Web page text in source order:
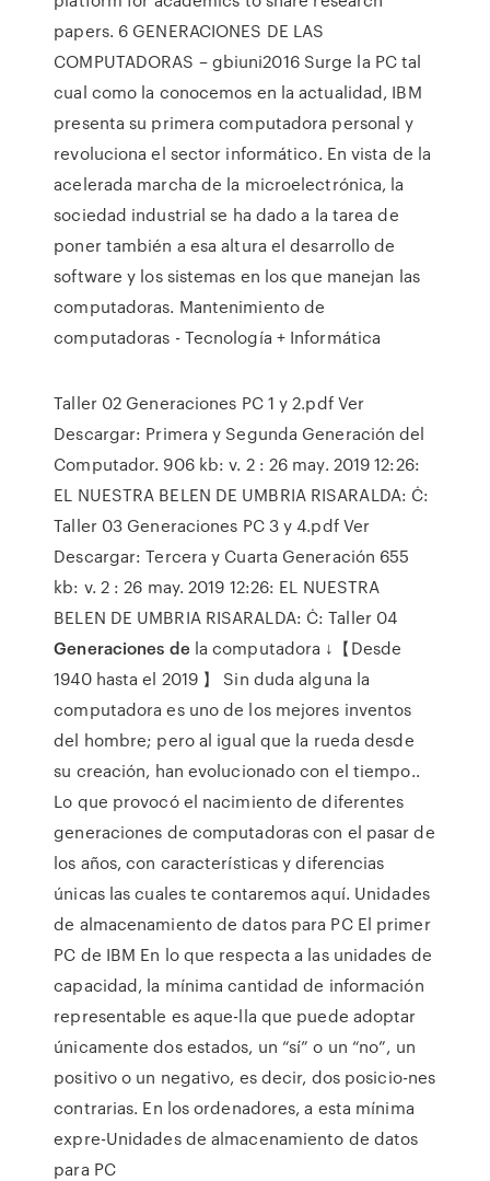
papers. 6 GENERACIONES DE LAS
COMPUTADORAS – gbiuni2016 Surge la PC tal
cual como la conocemos en la actualidad, IBM
presenta su primera computadora personal y
revoluciona el sector informático. En vista de la
acelerada marcha de la microelectrónica, la
sociedad industrial se ha dado a la tarea de
poner también a esa altura el desarrollo de
software y los sistemas en los que manejan las
computadoras. Mantenimiento de
computadoras - Tecnología + Informática
Taller 02 Generaciones PC 1 y 2.pdf Ver
Descargar: Primera y Segunda Generación del
Computador. 906 kb: v. 2 : 26 may. 2019 12:26:
EL NUESTRA BELEN DE UMBRIA RISARALDA: Ċ:
Taller 03 Generaciones PC 3 y 4.pdf Ver
Descargar: Tercera y Cuarta Generación 655
kb: v. 2 : 26 may. 2019 12:26: EL NUESTRA
BELEN DE UMBRIA RISARALDA: Ċ: Taller 04
Generaciones dela computadora ↓【Desde
1940 hasta el 2019 】 Sin duda alguna la
computadora es uno de los mejores inventos
del hombre; pero al igual que la rueda desde
su creación, han evolucionado con el tiempo..
Lo que provocó el nacimiento de diferentes
generaciones de computadoras con el pasar de
los años, con características y diferencias
únicas las cuales te contaremos aquí. Unidades
de almacenamiento de datos para PC El primer
PC de IBM En lo que respecta a las unidades de
capacidad, la mínima cantidad de información
representable es aque-lla que puede adoptar
únicamente dos estados, un “sí” o un “no”, un
positivo o un negativo, es decir, dos posicio-nes
contrarias. En los ordenadores, a esta mínima
expre-Unidades de almacenamiento de datos
para PC